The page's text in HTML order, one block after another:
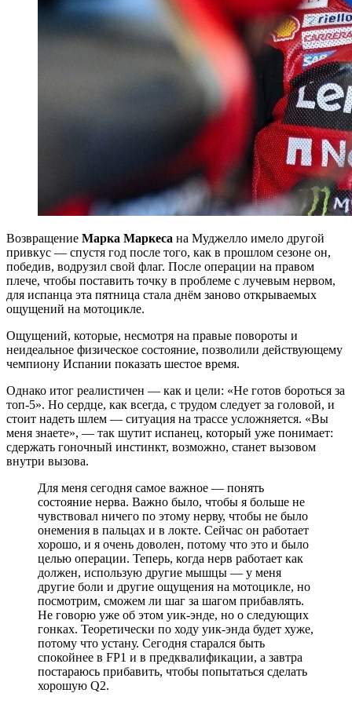
Возвращение Марка Маркеса на Муджелло имело другой
привкус — спустя год после того, как в прошлом сезоне он,
победив, водрузил свой флаг. После операции на правом
плече, чтобы поставить точку в проблеме с лучевым нервом,
для испанца эта пятница стала днём заново открываемых
ощущений на мотоцикле.
Ощущений, которые, несмотря на правые повороты и
неидеальное физическое состояние, позволили действующему
чемпиону Испании показать шестое время.
Однако итог реалистичен — как и цели: «Не готов бороться за
топ-5». Но сердце, как всегда, с трудом следует за головой, и
стоит надеть шлем — ситуация на трассе усложняется. «Вы
меня знаете», — так шутит испанец, который уже понимает:
сдержать гоночный инстинкт, возможно, станет вызовом
внутри вызова.
Для меня сегодня самое важное — понять
состояние нерва. Важно было, чтобы я больше не
чувствовал ничего по этому нерву, чтобы не было
онемения в пальцах и в локте. Сейчас он работает
хорошо, и я очень доволен, потому что это и было
целью операции. Теперь, когда нерв работает как
должен, использую другие мышцы — у меня
другие боли и другие ощущения на мотоцикле, но
посмотрим, сможем ли шаг за шагом прибавлять.
Не говорю уже об этом уик-энде, но о следующих
гонках. Теоретически по ходу уик-энда будет хуже,
потому что устану. Сегодня старался быть
спокойнее в FP1 и в предквалификации, а завтра
постараюсь прибавить, чтобы попытаться сделать
хорошую Q2.